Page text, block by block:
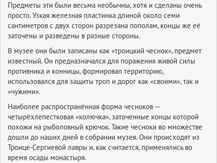
Предметы эти были весьма необычны, хотя и сделаны очень
просто. Узкая железная пластинка длиной около семи
сантиметров с двух сторон разрезана пополам, концы же её
заточены и разведены в разные стороны.
В музее они были записаны как «троицкий чеснок», предмет
известный. Он предназначался для поражения живой силы
противника и конницы, формировал территорию,
использовался для защиты троп и дорог как «своими», так и
«чужими».
Наиболее распространённая форма чесноков —
четырёхлепестковая «колючка», заточенные концы которой
похожи на рыболовный крючок. Такие чесноки во множестве
дошли до наших дней в собрании музея. Они происходят из
Троице-Сергиевой лавры и, как считается, применялись во
время осады монастыря.